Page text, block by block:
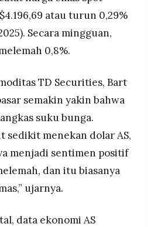
atau turun 0,29%
Secara mingguan,
0,8%.
TD Securities, Bart
semakin yakin bahwa
suku bunga.
sedikit menekan dolar AS,
menjadi sentimen positif
dan itu biasanya
ujarnya.
data ekonomi AS